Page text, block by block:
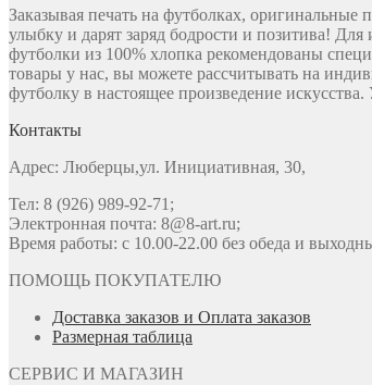
Заказывая печать на футболках,
улыбку и дарят заряд бодрости и позитива!
футболки из 100% хлопка рекомендованы
товары у нас, вы можете рассчитывать на
футболку в настоящее произведение
Контакты
Адрес: Люберцы,ул. Инициативная, 30,
Тел: 8 (926) 989-92-71;
Электронная почта: 8@8-art.ru;
Время работы: с 10.00-22.00 без обеда и
ПОМОЩЬ ПОКУПАТЕЛЮ
Доставка заказов и Оплата заказов
Размерная таблица
СЕРВИС И МАГАЗИН